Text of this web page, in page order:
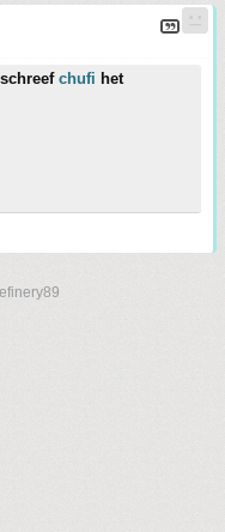
schreef chufi het